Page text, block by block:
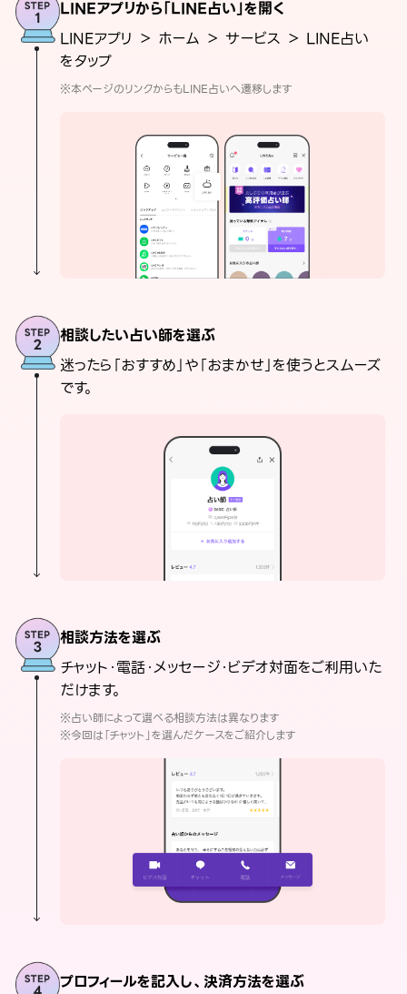
LINEアプリから「LINE占い」を開く
LINEアプリ ＞ ホーム ＞ サービス ＞ LINE占い
をタップ
※本ページのリンクからもLINE占いへ遷移します
相談したい占い師を選ぶ
迷ったら「おすすめ」や「おまかせ」を使うとスムーズ
です。
相談方法を選ぶ
チャット・電話・メッセージ・ビデオ対面をご利用いた
だけます。
※占い師によって選べる相談方法は異なります
※今回は「チャット」を選んだケースをご紹介します
プロフィールを記入し、決済方法を選ぶ